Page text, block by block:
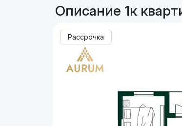
Описание 1к
Рассрочка